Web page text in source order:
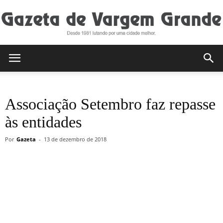
de
Associação Setembro faz repasse
às entidades
Por Gazeta - 13 de dezembro de 2018